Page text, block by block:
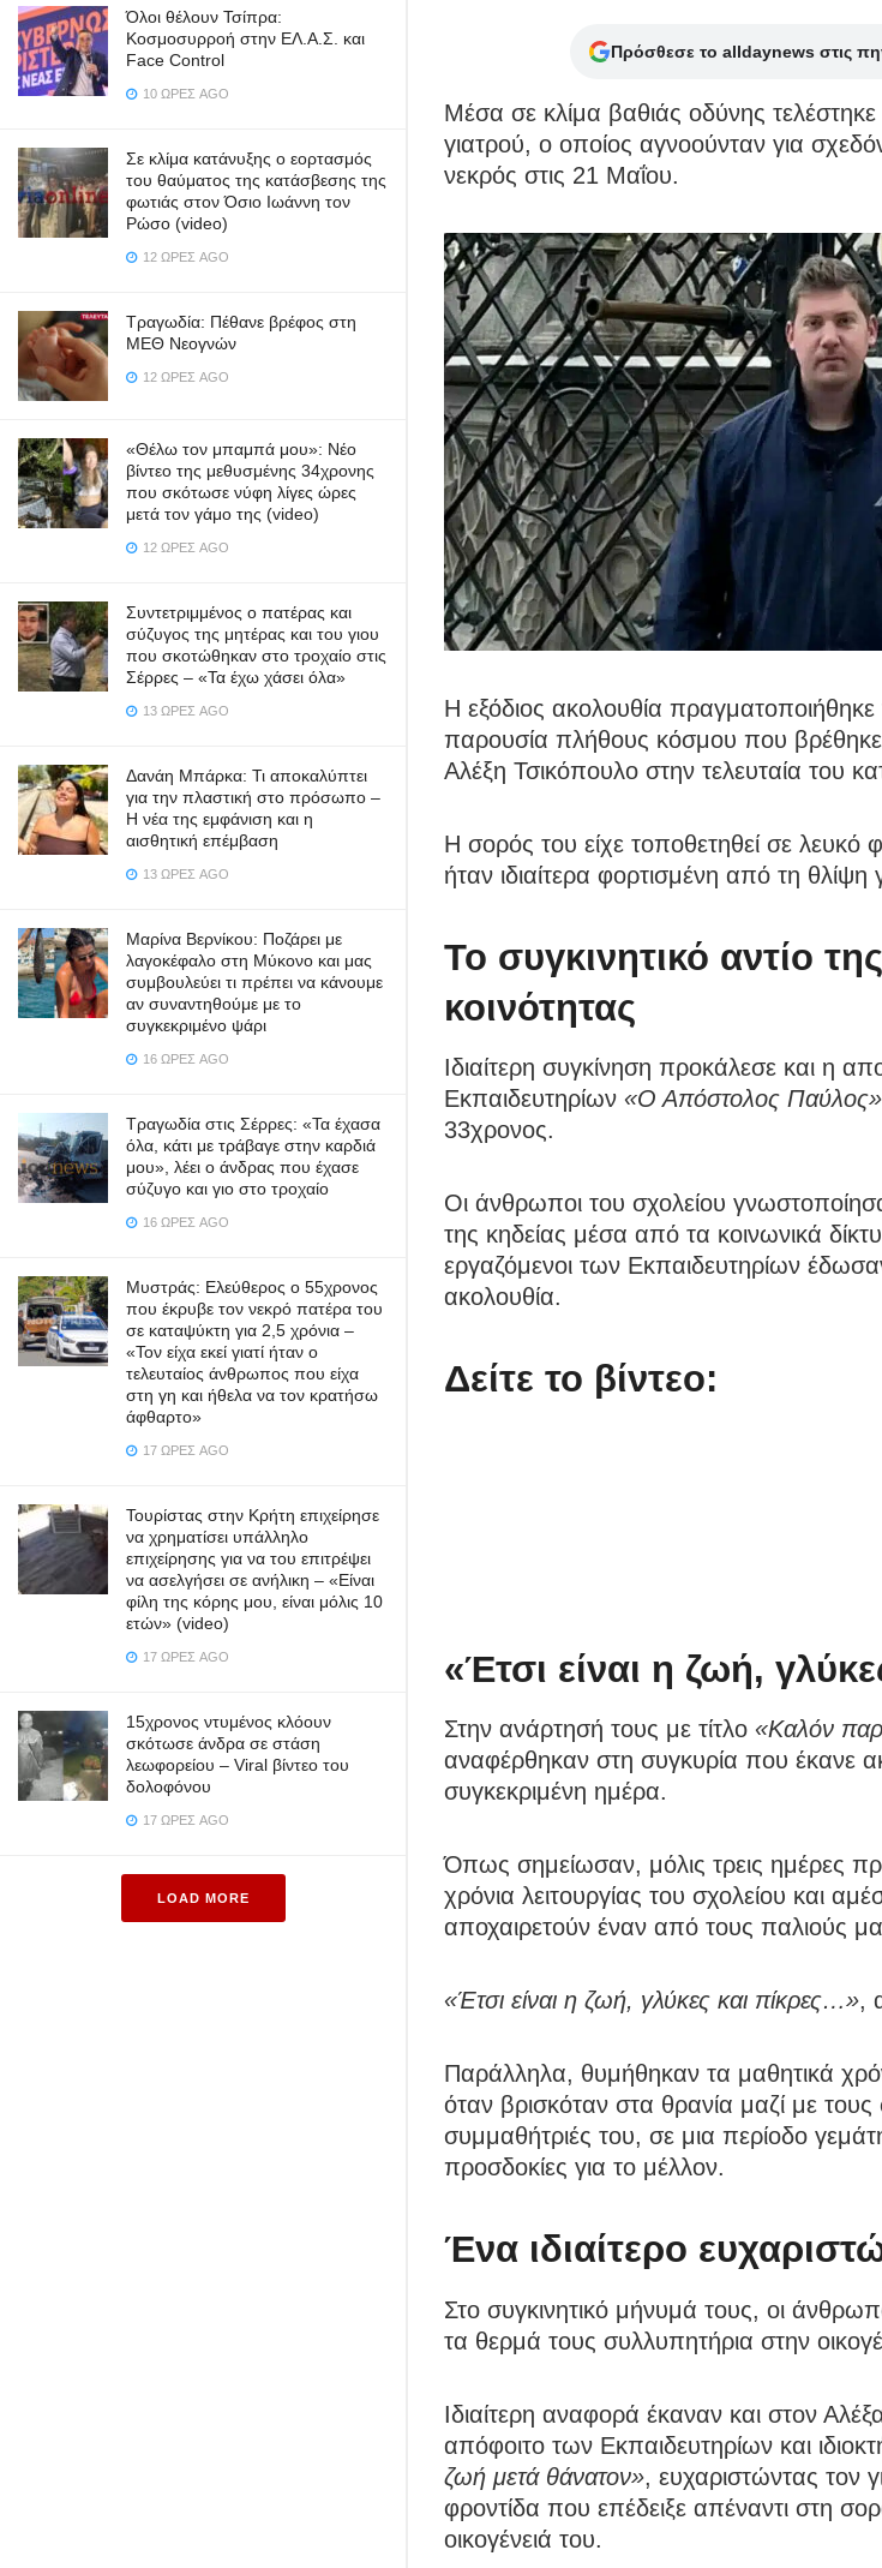
Όλοι θέλουν Τσίπρα:
Κοσμοσυρροή στην ΕΛ.Α.Σ. και
Face Control
10 ΏΡΕΣ AGO
Σε κλίμα κατάνυξης ο εορτασμός
του θαύματος της κατάσβεσης της
φωτιάς στον Όσιο Ιωάννη τον
Ρώσο (video)
12 ΏΡΕΣ AGO
Τραγωδία: Πέθανε βρέφος στη
ΜΕΘ Νεογνών
12 ΏΡΕΣ AGO
«Θέλω τον μπαμπά μου»: Νέο
βίντεο της μεθυσμένης 34χρονης
που σκότωσε νύφη λίγες ώρες
μετά τον γάμο της (video)
12 ΏΡΕΣ AGO
Συντετριμμένος ο πατέρας και
σύζυγος της μητέρας και του γιου
που σκοτώθηκαν στο τροχαίο στις
Σέρρες – «Τα έχω χάσει όλα»
13 ΏΡΕΣ AGO
Δανάη Μπάρκα: Τι αποκαλύπτει
για την πλαστική στο πρόσωπο –
Η νέα της εμφάνιση και η
αισθητική επέμβαση
13 ΏΡΕΣ AGO
Μαρίνα Βερνίκου: Ποζάρει με
λαγοκέφαλο στη Μύκονο και μας
συμβουλεύει τι πρέπει να κάνουμε
αν συναντηθούμε με το
συγκεκριμένο ψάρι
16 ΏΡΕΣ AGO
Τραγωδία στις Σέρρες: «Τα έχασα
όλα, κάτι με τράβαγε στην καρδιά
μου», λέει ο άνδρας που έχασε
σύζυγο και γιο στο τροχαίο
16 ΏΡΕΣ AGO
Μυστράς: Ελεύθερος ο 55χρονος
που έκρυβε τον νεκρό πατέρα του
σε καταψύκτη για 2,5 χρόνια –
«Τον είχα εκεί γιατί ήταν ο
τελευταίος άνθρωπος που είχα
στη γη και ήθελα να τον κρατήσω
άφθαρτο»
17 ΏΡΕΣ AGO
Τουρίστας στην Κρήτη επιχείρησε
να χρηματίσει υπάλληλο
επιχείρησης για να του επιτρέψει
να ασελγήσει σε ανήλικη – «Είναι
φίλη της κόρης μου, είναι μόλις 10
ετών» (video)
17 ΏΡΕΣ AGO
15χρονος ντυμένος κλόουν
σκότωσε άνδρα σε στάση
λεωφορείου – Viral βίντεο του
δολοφόνου
17 ΏΡΕΣ AGO
LOAD MORE
Πρόσθεσε το alldaynews στις
Μέσα σε κλίμα βαθιάς οδύνης
γιατρού, ο οποίος αγνοούνταν για
νεκρός στις 21 Μαΐου.
Η εξόδιος ακολουθία
παρουσία πλήθους κόσμου που βρέθηκε
Αλέξη Τσικόπουλο στην τελευταία του
Η σορός του είχε τοποθετηθεί σε
ήταν ιδιαίτερα φορτισμένη από τη
Το συγκινητικό αντίο
κοινότητας
Ιδιαίτερη συγκίνηση προκάλεσε και η
Εκπαιδευτηρίων «Ο Απόστολος Παύλος»
33χρονος.
Οι άνθρωποι του σχολείου
της κηδείας μέσα από τα κοινωνικά
εργαζόμενοι των Εκπαιδευτηρίων
ακολουθία.
Δείτε το βίντεο:
«Έτσι είναι η ζωή,
Στην ανάρτησή τους με τίτλο «Καλόν
αναφέρθηκαν στη συγκυρία που έκανε
συγκεκριμένη ημέρα.
Όπως σημείωσαν, μόλις τρεις ημέρες
χρόνια λειτουργίας του σχολείου και
αποχαιρετούν έναν από τους παλιούς
«Έτσι είναι η ζωή, γλύκες και πίκρες…»,
Παράλληλα, θυμήθηκαν τα μαθητικά
όταν βρισκόταν στα θρανία μαζί με τους
συμμαθήτριές του, σε μια περίοδο
προσδοκίες για το μέλλον.
Ένα ιδιαίτερο
Στο συγκινητικό μήνυμά τους, οι
τα θερμά τους συλλυπητήρια στην
Ιδιαίτερη αναφορά έκαναν και στον
απόφοιτο των Εκπαιδευτηρίων και
ζωή μετά θάνατον», ευχαριστώντας τον
φροντίδα που επέδειξε απέναντι στη
οικογένειά του.